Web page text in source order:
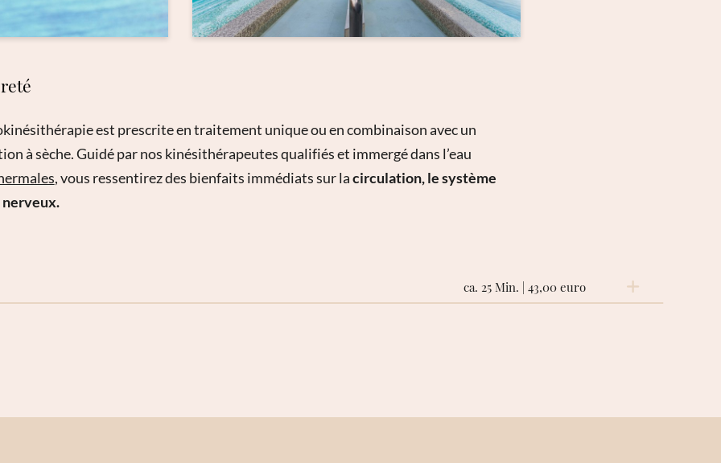
est prescrite en traitement unique ou en combinaison avec un
à sèche. Guidé par nos kinésithérapeutes qualifiés et immergé dans l’eau
, vous ressentirez des bienfaits immédiats sur lacirculation, le système
ca. 25 Min. | 43,00 euro